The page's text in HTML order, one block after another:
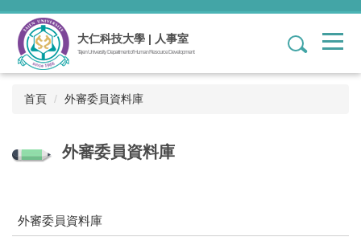
跳
主
要
內
大仁科技大學 | 人事室
Tajen University Department of Human Resource Development
1
首頁 外審委員資料庫
外審委員資料庫
外審委員資料庫